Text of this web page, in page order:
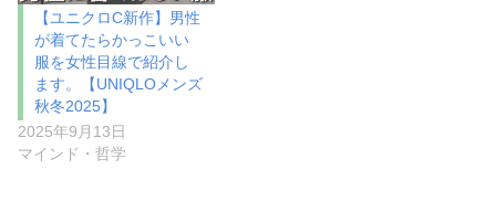
【ユニクロC新作】男性
が着てたらかっこいい
服を女性目線で紹介し
ます。【UNIQLOメンズ
秋冬2025】
2025年9月13日
マインド・哲学